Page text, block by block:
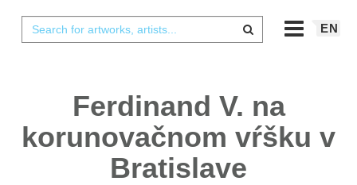
EN
Ferdinand V. na
korunovačnom vŕšku v
Bratislave